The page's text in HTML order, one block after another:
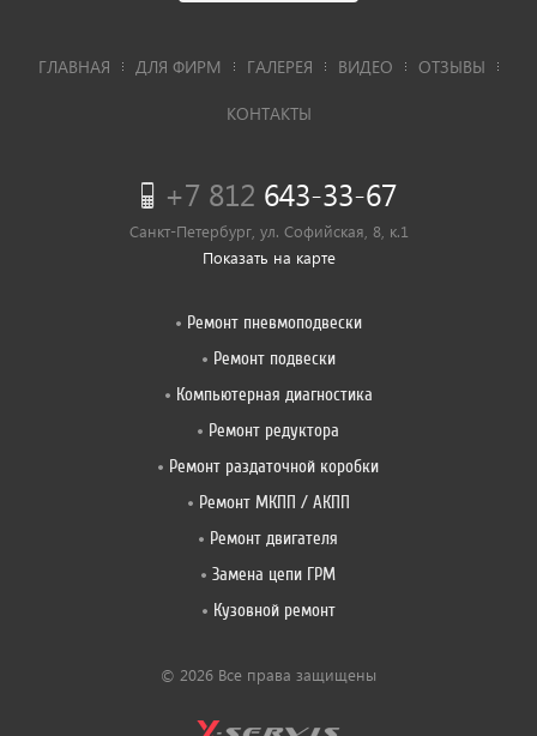
ГЛАВНАЯ ДЛЯ ФИРМ ГАЛЕРЕЯ ВИДЕО ОТЗЫВЫ
КОНТАКТЫ
+7 812 643-33-67
Санкт-Петербург, ул. Софийская, 8, к.1
Показать на карте
Ремонт пневмоподвески
Ремонт подвески
Компьютерная диагностика
Ремонт редуктора
Ремонт раздаточной коробки
Ремонт МКПП / АКПП
Ремонт двигателя
Замена цепи ГРМ
Кузовной ремонт
© 2026 Все права защищены